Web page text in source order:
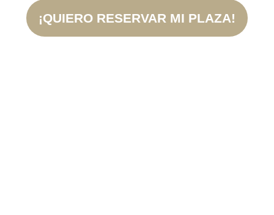
¡QUIERO RESERVAR MI PLAZA!